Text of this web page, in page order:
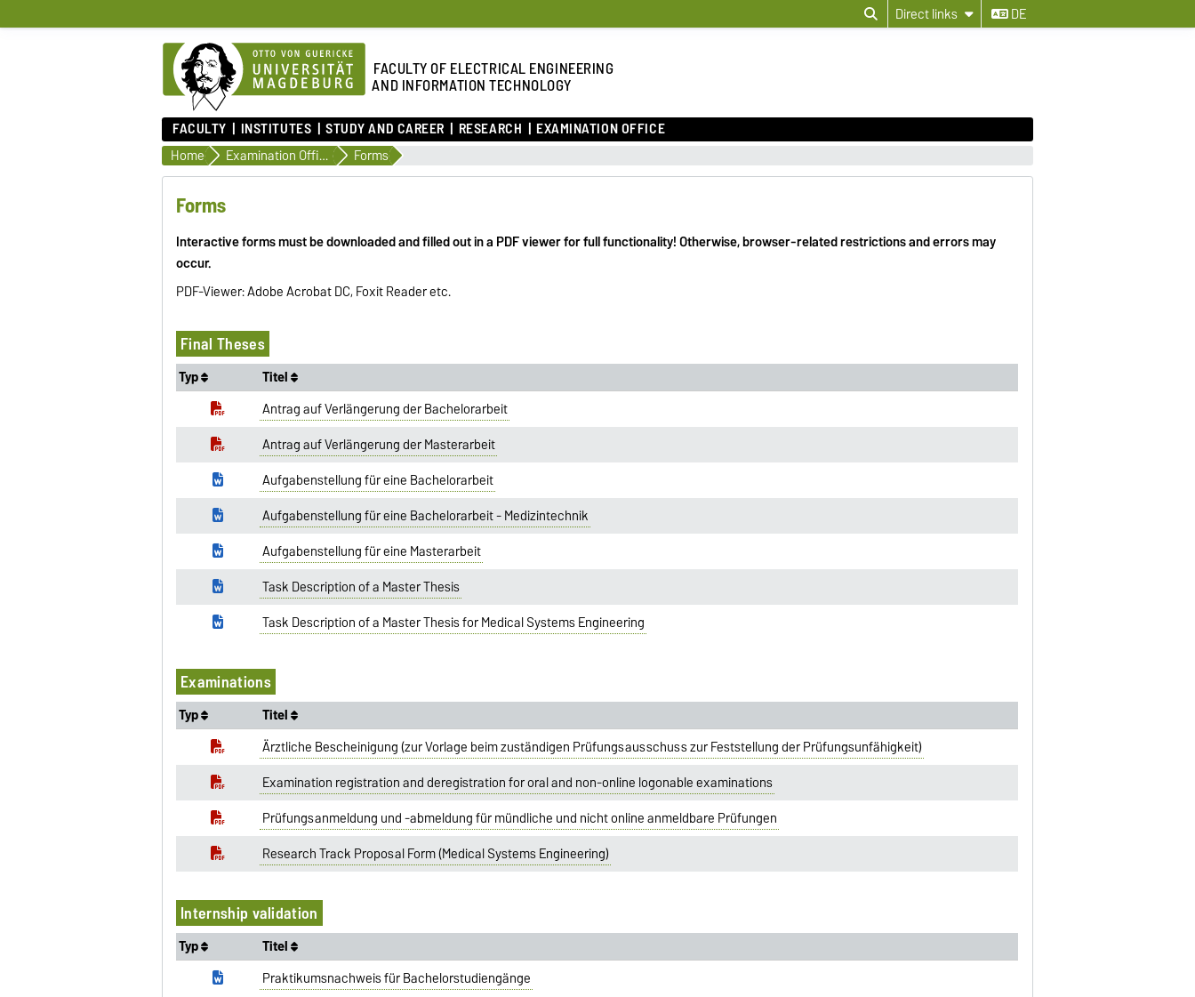
Direct links DE
FACULTY OF ELECTRICAL ENGINEERING
AND INFORMATION TECHNOLOGY
FACULTY INSTITUTES STUDY AND CAREER RESEARCH EXAMINATION OFFICE
Home Examination Office Forms
Forms
Interactive forms must be downloaded and filled out in a PDF viewer for full functionality! Otherwise, browser-related restrictions and errors may
occur.
PDF-Viewer: Adobe Acrobat DC, Foxit Reader etc.
Final Theses
Typ
Titel
Antrag auf Verlängerung der Bachelorarbeit
Antrag auf Verlängerung der Masterarbeit
Aufgabenstellung für eine Bachelorarbeit
Aufgabenstellung für eine Bachelorarbeit - Medizintechnik
Aufgabenstellung für eine Masterarbeit
Task Description of a Master Thesis
Task Description of a Master Thesis for Medical Systems Engineering
Examinations
Typ
Titel
Ärztliche Bescheinigung (zur Vorlage beim zuständigen Prüfungsausschuss zur Feststellung der Prüfungsunfähigkeit)
Examination registration and deregistration for oral and non-online logonable examinations
Prüfungsanmeldung und -abmeldung für mündliche und nicht online anmeldbare Prüfungen
Research Track Proposal Form (Medical Systems Engineering)
Internship validation
Typ
Titel
Praktikumsnachweis für Bachelorstudiengänge